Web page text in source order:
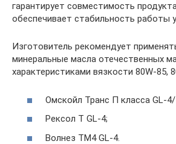
гарантирует совместимость
обеспечивает стабильность работы
Изготовитель рекомендует
минеральные масла отечественных
характеристиками вязкости 80W-85,
Омскойл Транс П класса GL-4/
Рексол Т GL-4;
Волнез ТМ4 GL-4.